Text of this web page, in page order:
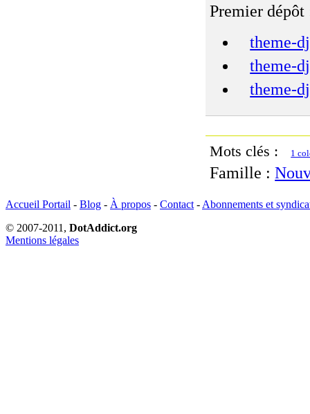
Premier
theme-
theme-
theme-
Mots clés : 1
Famille :
Accueil Portail - Blog - À propos - Contact-Abonnements et
© 2007-2011, DotAddict.org
Mentions légales